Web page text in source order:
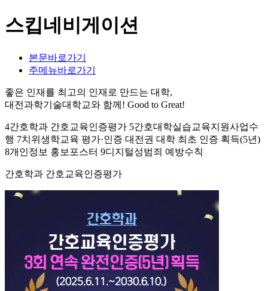
스킵네비게이션
본문바로가기
주메뉴바로가기
좋은 인재를 최고의 인재로 만드는 대학,
대전과학기술대학교와 함께! Good to Great!
4간호학과 간호교육인증평가 5간호대학실습교육지원사업수
행 7치위생학교육 평가·인증 대전권 대학 최초 인증 획득(5년)
8개인정보 홍보포스터 9디지털성범죄 예방수칙
간호학과 간호교육인증평가